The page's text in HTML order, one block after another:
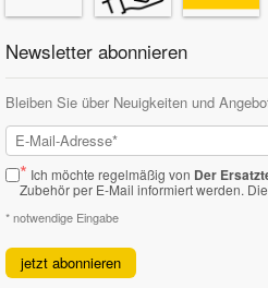
Newsletter abonnieren
Bleiben Sie über Neuigkeiten und
* Ich möchte regelmäßig von Der
Zubehör per E-Mail informiert werden.
* notwendige Eingabe
jetzt abonnieren